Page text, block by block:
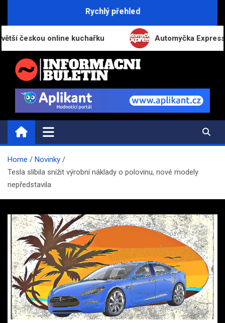
Rychlý přehled
online kuchařku Automyčka Express slaví
INFORMAČNÍ-BULETIN.CZ
Novinky a informace
Home
Novinky
Tesla slíbila snížit výrobní náklady o polovinu, nové modely
nepředstavila